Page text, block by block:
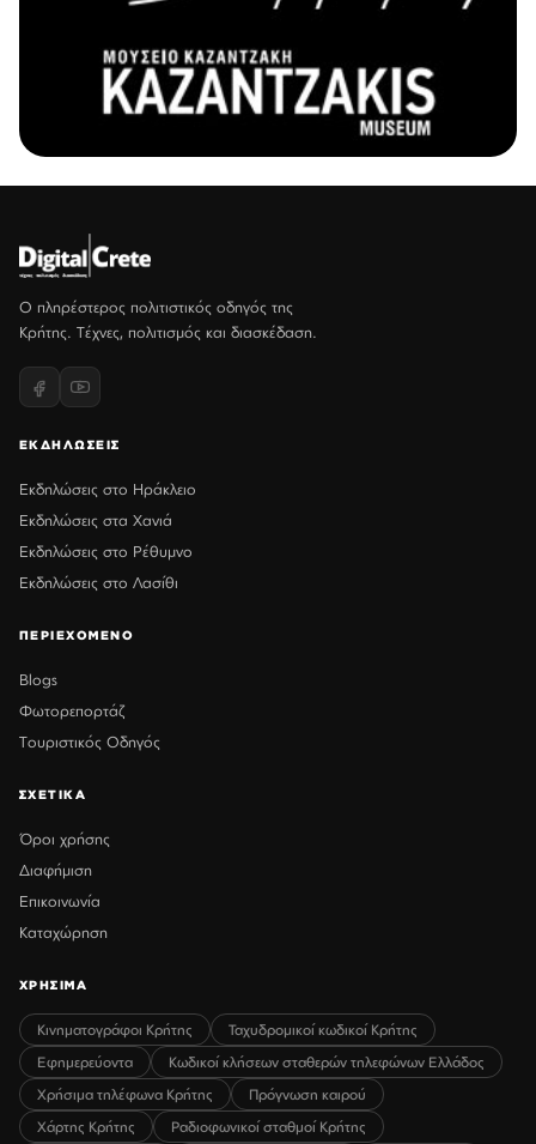
Ο πληρέστερος πολιτιστικός οδηγός της
Κρήτης. Τέχνες, πολιτισμός και διασκέδαση.
ΕΚΔΗΛΩΣΕΙΣ
Εκδηλώσεις στο Ηράκλειο
Εκδηλώσεις στα Χανιά
Εκδηλώσεις στο Ρέθυμνο
Εκδηλώσεις στο Λασίθι
ΠΕΡΙΕΧΟΜΕΝΟ
Blogs
Φωτορεπορτάζ
Τουριστικός Οδηγός
ΣΧΕΤΙΚΑ
Όροι χρήσης
Διαφήμιση
Επικοινωνία
Καταχώρηση
ΧΡΗΣΙΜΑ
Κινηματογράφοι Κρήτης
Ταχυδρομικοί κωδικοί Κρήτης
Εφημερεύοντα
Κωδικοί κλήσεων σταθερών τηλεφώνων Ελλάδος
Χρήσιμα τηλέφωνα Κρήτης
Πρόγνωση καιρού
Χάρτης Κρήτης
Ραδιοφωνικοί σταθμοί Κρήτης